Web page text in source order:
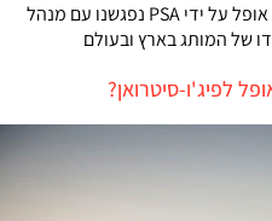
אחרי שהושלמה עסקת הרכישה של אופל על ידי PSA נפגשנו עם מנהל
המותג בארץ ובעולם
לפיג'ו-סיטרואן?